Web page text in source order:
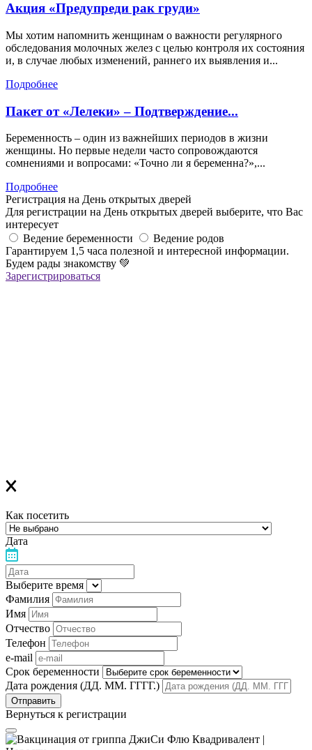
Акция «Предупреди рак груди»
Мы хотим напомнить женщинам о важности регулярного
обследования молочных желез с целью контроля их состояния
и, в случае любых изменений, раннего их выявления и...
Подробнее
Пакет от «Лелеки» – Подтверждение...
Беременность – один из важнейших периодов в жизни
женщины. Но первые недели часто сопровождаются
сомнениями и вопросами: «Точно ли я беременна?»,...
Подробнее
Регистрация на День открытых дверей
Для регистрации на День открытых дверей выберите, что Вас
интересует
Ведение беременности
Ведение родов
Гарантируем 1,5 часа полезной и интересной информации.
Будем рады знакомству 💚
Зарегистрироваться
Как посетить
Дата
Выберите время
Фамилия
Имя
Отчество
Телефон
e-mail
Срок беременности
Дата рождения (ДД. ММ. ГГГГ.)
Вернуться к регистрации